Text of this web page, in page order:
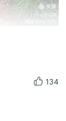
134